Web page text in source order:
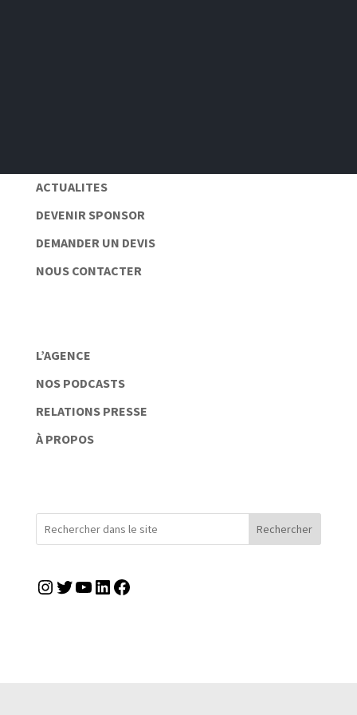
ACTUALITES
DEVENIR SPONSOR
DEMANDER UN DEVIS
NOUS CONTACTER
L’AGENCE
NOS PODCASTS
RELATIONS PRESSE
À PROPOS
Rechercher
Instagram
TwitterYouTubeLinkedIn